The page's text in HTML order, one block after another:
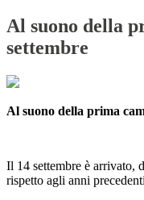
Al suono della
settembre
Al suono della prima
Il 14 settembre è arrivato,
rispetto agli anni